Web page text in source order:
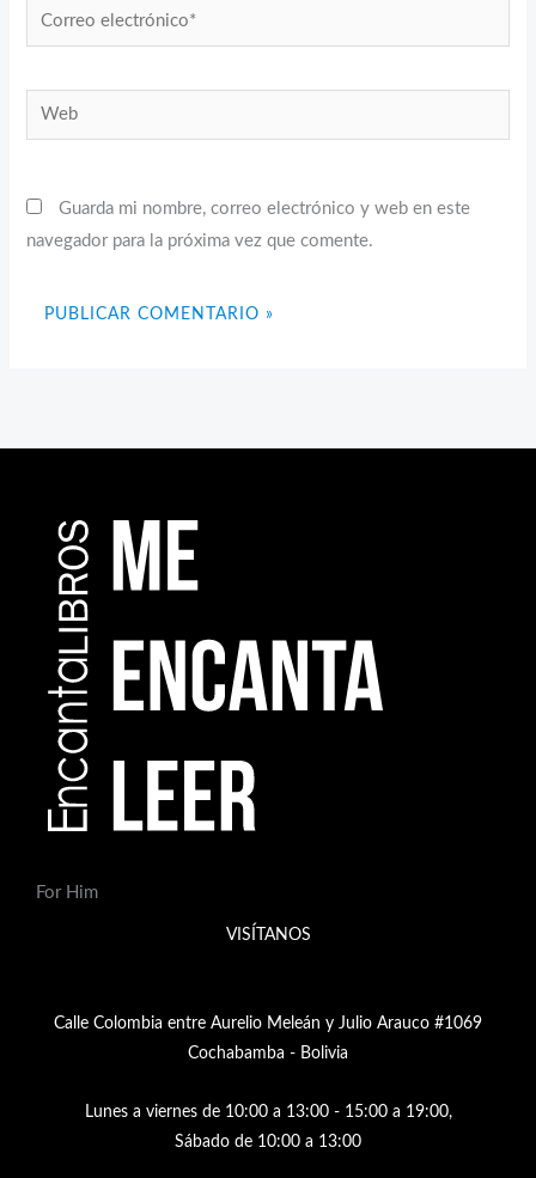
Correo
electrónico*
Web
Guarda mi nombre, correo electrónico y web en este
navegador para la próxima vez que comente.
For Him
VISÍTANOS
Calle Colombia entre Aurelio Meleán y Julio Arauco #1069
Cochabamba - Bolivia
Lunes a viernes de 10:00 a 13:00 - 15:00 a 19:00,
Sábado de 10:00 a 13:00